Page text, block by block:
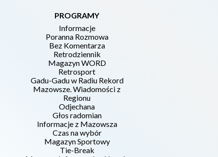
PROGRAMY
Informacje
Poranna Rozmowa
Bez Komentarza
Retrodziennik
Magazyn WORD
Retrosport
Gadu-Gadu w Radiu Rekord
Mazowsze. Wiadomości z
Regionu
Odjechana
Głos radomian
Informacje z Mazowsza
Czas na wybór
Magazyn Sportowy
Tie-Break